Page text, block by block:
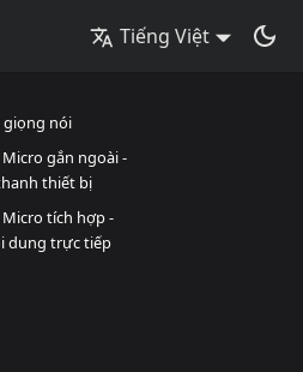
Tiếng Việt
giọng nói
gắn ngoài -
thiết bị
tích hợp -
dung trực tiếp